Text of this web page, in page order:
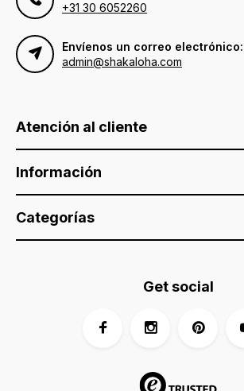
+31 30 6052260
Envíenos un correo electrónico:
admin@shakaloha.com
Atención al cliente
Información
Categorías
Get social